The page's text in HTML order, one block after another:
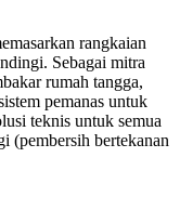
rangkaian
Sebagai mitra
rumah tangga,
pemanas untuk
teknis untuk semua
(pembersih bertekanan